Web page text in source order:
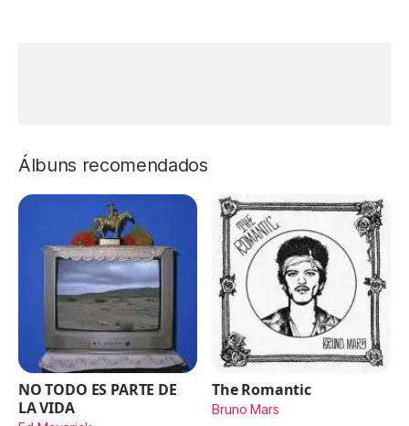
Álbuns recomendados
NO TODO ES PARTE DE
LA VIDA
The Romantic
Bruno Mars